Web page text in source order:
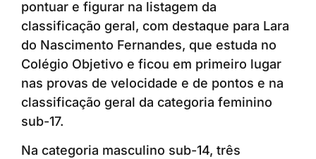
pontuar e figurar na listagem da
classificação geral, com destaque para Lara
do Nascimento Fernandes, que estuda no
Colégio Objetivo e ficou em primeiro lugar
nas provas de velocidade e de pontos e na
classificação geral da categoria feminino
sub-17.
Na categoria masculino sub-14, três